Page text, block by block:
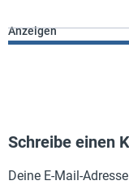
Anzeigen
Schreibe einen
Deine E-Mail-